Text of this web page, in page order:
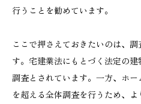
行うことを勧めています。
ここで押さえておきたいのは、
す。宅建業法にもとづく法定の
調査とされています。一方、ホ
を超える全体調査を行うため、